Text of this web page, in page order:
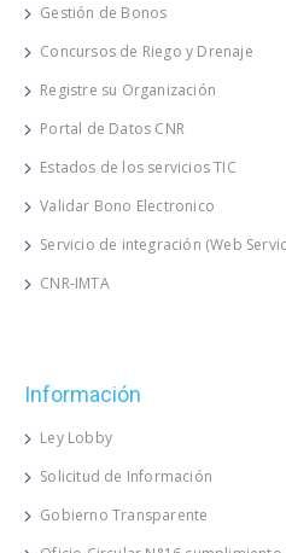
Gestión de Bonos
Concursos de Riego y Drenaje
Registre su Organización
Portal de Datos CNR
Estados de los servicios TIC
Validar Bono Electronico
Servicio de integración (Web
CNR-IMTA
Información
Ley Lobby
Solicitud de Información
Gobierno Transparente